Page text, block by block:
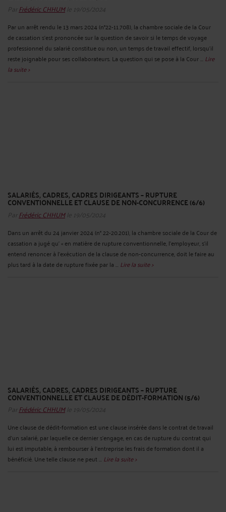
Par Frédéric CHHUMle 19/05/2024
Par un arrêt rendu le 13 mars 2024 (n°22-11.708), la chambre sociale de la Cour
de cassation s’est prononcée sur la question de savoir si le temps de voyage
professionnel du salarié constitue ou non, un temps de travail effectif, lorsqu’il
reste joignable pour ses collaborateurs. La question qui se pose à la Cour ... Lire
la suite >
SALARIÉS, CADRES, CADRES DIRIGEANTS – RUPTURE
CONVENTIONNELLE ET CLAUSE DE NON-CONCURRENCE (6/6)
Par Frédéric CHHUMle 19/05/2024
Dans un arrêt du 24 janvier 2024 (n° 22-20.201), la chambre sociale de la Cour de
cassation a jugé qu’ « en matière de rupture conventionnelle, l'employeur, s'il
entend renoncer à l'exécution de la clause de non-concurrence, doit le faire au
plus tard à la date de rupture fixée par la ... Lire la suite >
SALARIÉS, CADRES, CADRES DIRIGEANTS – RUPTURE
CONVENTIONNELLE ET CLAUSE DE DÉDIT-FORMATION (5/6)
Par Frédéric CHHUMle 19/05/2024
Une clause de dédit-formation est une clause insérée dans le contrat de travail
d’un salarié, par laquelle ce dernier s’engage, en cas de rupture du contrat qui
lui est imputable, à rembourser à l’entreprise les frais de formation dont il a
bénéficié. Une telle clause ne peut ... Lire la suite >